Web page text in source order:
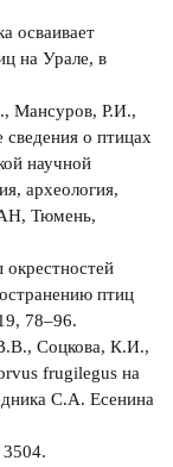
осваивает
на Урале, в
Мансуров, Р.И.,
о птицах
научной
археология,
Тюмень,
птиц
78–96.
Соцкова, К.И.,
frugilegus на
С.А. Есенина